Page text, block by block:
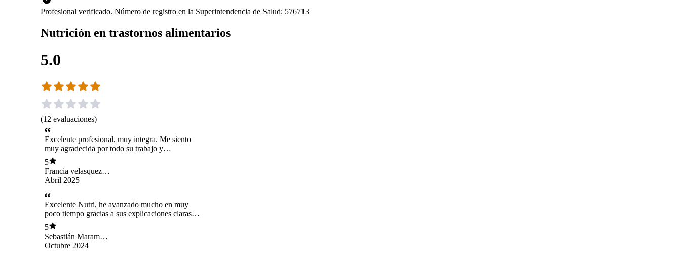
Profesional verificado. Número de registro en la Superintendencia de Salud: 576713
Nutrición en trastornos alimentarios
5.0
(12 evaluaciones)
Excelente profesional, muy integra. Me siento
muy agradecida por todo su trabajo y
dedicación.
5
Francia velasquez
perez
Abril 2025
Excelente Nutri, he avanzado mucho en muy
poco tiempo gracias a sus explicaciones claras y
su buena onda.
5
Sebastián Marambio
Sandoval
Octubre 2024